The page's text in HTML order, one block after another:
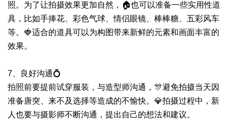
照。为了让拍摄效果更加自然，🏠也可以准备一些实用性道
具，比如手捧花、彩色气球、情侣眼镜、棒棒糖、五彩风车
等。🍓适合的道具可以为构图带来新鲜的元素和画面丰富的
效果。
7、良好沟通💍
拍照前要提前试穿服装，与造型师沟通，🎊避免拍摄当天因
准备唐突、来不及选择等造成的不愉快。💎拍摄过程中，新
人也要与摄影师不断沟通，提出自己的想法和建议。